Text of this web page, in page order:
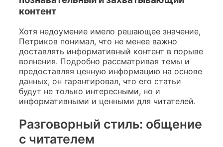
контент
Хотя недоумение имело решающее значение,
Петриков понимал, что не менее важно
доставлять информативный контент в порыве
волнения. Подробно рассматривая темы и
предоставляя ценную информацию на основе
данных, он гарантировал, что его статьи
будут не только интересными, но и
информативными и ценными для читателей.
Разговорный стиль: общение
с читателем